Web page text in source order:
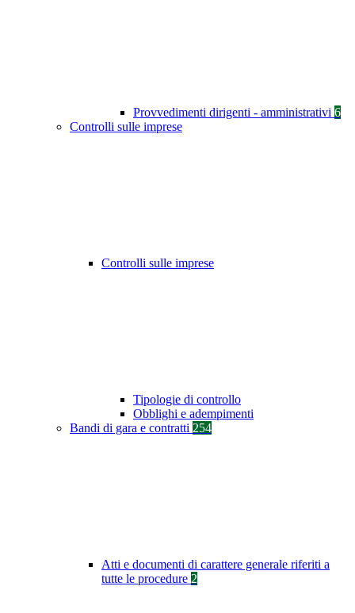
Provvedimenti dirigenti - amministrativi 6
Controlli sulle imprese
Controlli sulle imprese
Tipologie di controllo
Obblighi e adempimenti
Bandi di gara e contratti 254
Atti e documenti di carattere generale riferiti a
tutte le procedure 2